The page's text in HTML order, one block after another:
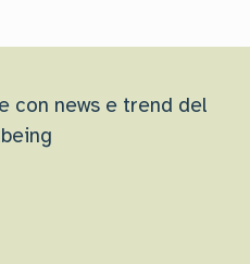
con news e trend del